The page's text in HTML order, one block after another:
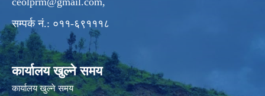
सम्पर्क नं.: ०११-६९१११८
कार्यालय खुल्ने समय
कार्यालय खुल्ने समय